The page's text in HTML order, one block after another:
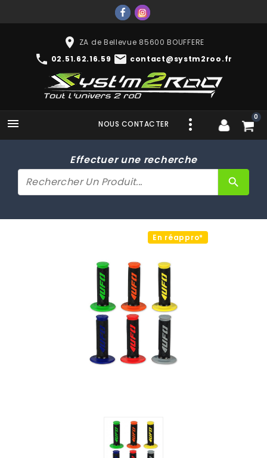
place ZA de Bellevue 85600 BOUFFERE
phone 02.51.62.16.59 mail contact@systm2roo.fr
 0
NOUS CONTACTER
Effectuer une recherche
search
En réappro*